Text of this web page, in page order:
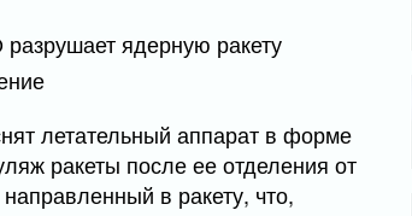
летательный аппарат в форме
ракеты после ее отделения от
в ракету, что,